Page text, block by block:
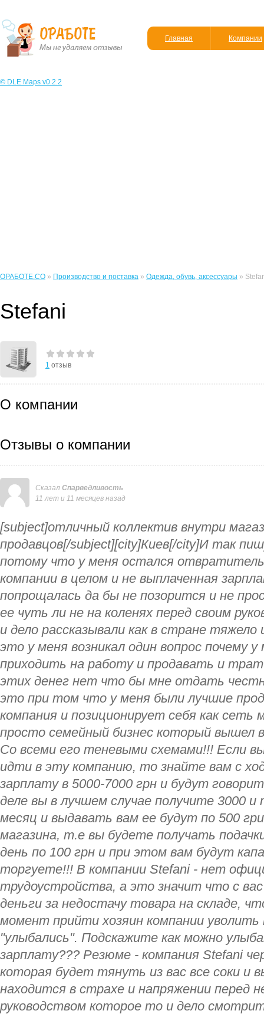
Главная Компании
© DLE Maps v0.2.2
ОРАБОТЕ.CO » Производство и поставка » Одежда, обувь, аксессуары »
Stefani
1 отзыв
О компании
Отзывы о компании
Сказал Спарведливость
11 лет и 11 месяцев назад
[subject]отличный коллектив внутри
продавцов[/subject][city]Киев[/city]И так
потому что у меня остался
компании в целом и не выплаченная
попрощалась да бы не позорится и не
ее чуть ли не на коленях перед своим
и дело рассказывали как в стране
это у меня возникал один вопрос почему
приходить на работу и продавать и
этих денег нет что бы мне отдать
это при том что у меня были лучшие
компания и позиционирует себя как сеть
просто семейный бизнес который вышел
Со всеми его теневыми схемами!!! Если
идти в эту компанию, то знайте вам с
зарплату в 5000-7000 грн и будут
деле вы в лучшем случае получите 3000 и
месяц и выдавать вам ее будут по 500
магазина, т.е вы будете получать
день по 100 грн и при этом вам будут
торгуете!!! В компании Stefani - нет
трудоустройства, а это значит что с
деньги за недостачу товара на складе,
момент прийти хозяин компании
"улыбались". Подскажите как можно
зарплату??? Резюме - компания Stefani
которая будет тянуть из вас все соки и
находится в страхе и напряжении перед
руководством которое то и дело